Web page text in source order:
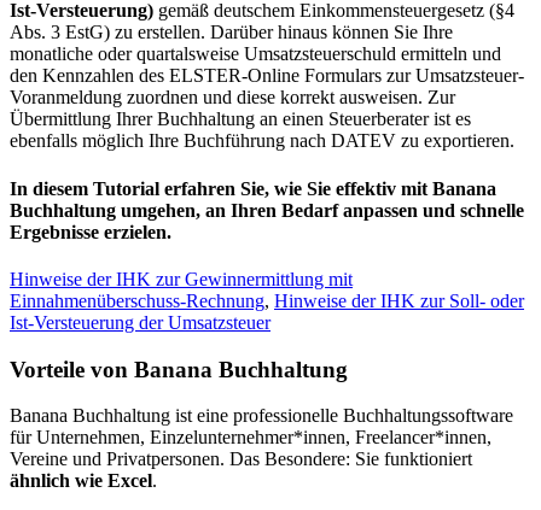
Ist-Versteuerung) gemäß deutschem Einkommensteuergesetz (§4
Abs. 3 EstG) zu erstellen. Darüber hinaus können Sie Ihre
monatliche oder quartalsweise Umsatzsteuerschuld ermitteln und
den Kennzahlen des ELSTER-Online Formulars zur Umsatzsteuer-
Voranmeldung zuordnen und diese korrekt ausweisen. Zur
Übermittlung Ihrer Buchhaltung an einen Steuerberater ist es
ebenfalls möglich Ihre Buchführung nach DATEV zu exportieren.
In diesem Tutorial erfahren Sie, wie Sie effektiv mit Banana
Buchhaltung umgehen, an Ihren Bedarf anpassen und schnelle
Ergebnisse erzielen.
Hinweise der IHK zur Gewinnermittlung mit
Einnahmenüberschuss-Rechnung, Hinweise der IHK zur Soll- oder
Ist-Versteuerung der Umsatzsteuer
Vorteile von Banana Buchhaltung
Banana Buchhaltung ist eine professionelle Buchhaltungssoftware
für Unternehmen, Einzelunternehmer*innen, Freelancer*innen,
Vereine und Privatpersonen. Das Besondere: Sie funktioniert
ähnlich wie Excel.